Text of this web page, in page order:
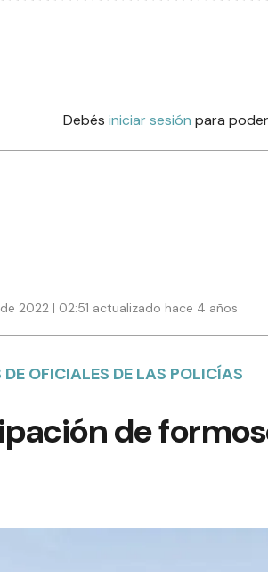
Debés iniciar sesión para
2022 | 02:51 actualizado hace 4 años
OFICIALES DE LAS POLICÍAS
de